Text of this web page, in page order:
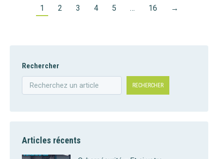
1 2 3 4 5 … 16 →
Rechercher
RECHERCHER
Articles récents